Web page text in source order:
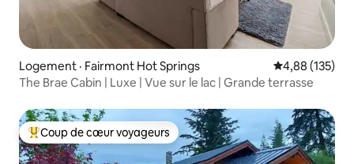
Logement · Fairmont Hot Springs Note
4,88 (135)
The Brae Cabin | Luxe | Vue sur le lac | Grande terrasse
Coup de cœur voyageurs parmi les plus aimés
Coup de cœur voyageurs